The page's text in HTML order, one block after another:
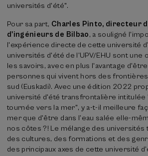
universités d'été".
Pour sa part, Charles Pinto, directeur
d'ingénieurs de Bilbao, a souligné
l'expérience directe de cette université
universités d'été de l’UPV/EHU sont
les savoirs, avec en plus l'avantage
personnes qui vivent hors des frontières
sud (Euskadi). Avec une édition 2022
université d'été transfrontalière intitulée
tournée vers la mer", y a-t-il meilleure
mer que d'être dans l’eau salée elle-
nos côtes ?! Le mélange des
des cultures, des formations et des
des principaux axes de cette université